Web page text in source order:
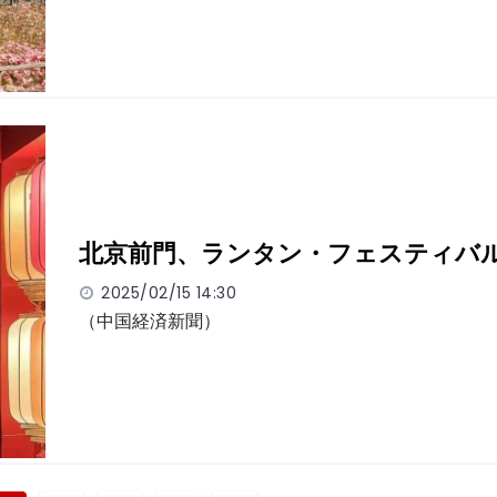
北京前門、ランタン・フェスティバ
2025/02/15 14:30
（中国経済新聞）